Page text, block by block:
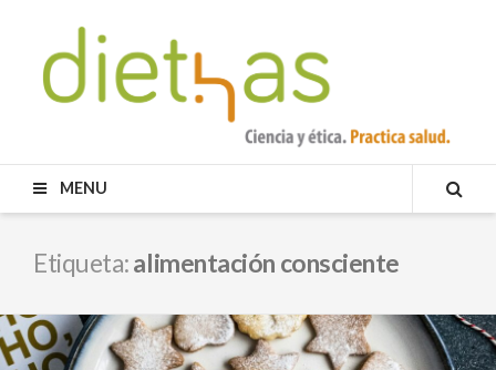
content
DIETHAS
MENU
Etiqueta:alimentación consciente